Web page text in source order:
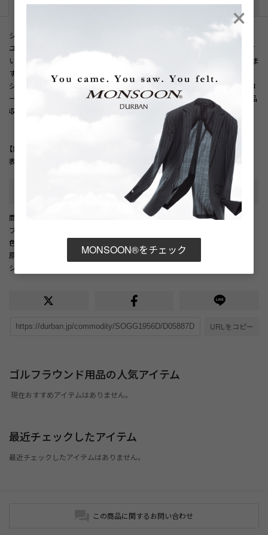
シンプルなカートポーチ。
ユニセックスデザインのため、男女問わずご利用いただけます。持ち運びやす
いサイズ感ながら、内側には仕分けポケットを備えており、実用性も備えていま
す。
シックなブラックカラーで仕上げられたすっきりとしたデザインは、性別やコ
ーディネートを問わず幅広いシーンに対応します。ゴルフラウンド中の必需品
収納はもちろん、練習場やちょっとした外出時にも重宝するアイテムです。
【素材】
表地:ナイロン100.0% 裏地:ナイロン100.0%
商品番号
ブランド商品番号
色
原産国
シーズン
URLをコピー
ゴルフラウンド用品の人気アイテム
現在おすすめアイテムはありません。
最近チェックしたアイテム
最近チェックしたアイテムはありません。
この商品に関するお問い合わせ
×
MONSOON®をチェック